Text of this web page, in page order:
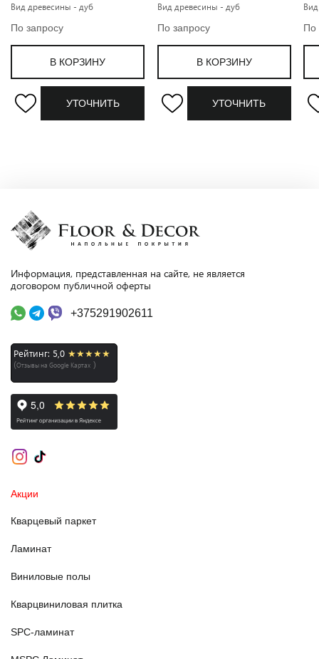
Вид древесины - дуб
По запросу
В КОРЗИНУ
УТОЧНИТЬ
Вид древесины - дуб
По запросу
В КОРЗИНУ
УТОЧНИТЬ
По
Информация, представленная на сайте, не является
договором публичной оферты
+375291902611
Рейтинг: 5,0 ★★★★★
(Отзывы на Google Картах )
Акции
Кварцевый паркет
Ламинат
Виниловые полы
Кварцвиниловая плитка
SPC-ламинат